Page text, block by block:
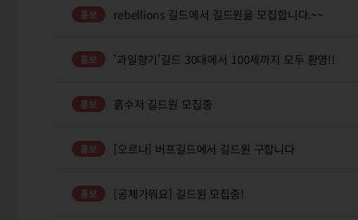
rebellions 길드에서 길드원을 모집합니다.~~
'과일향기'길드 30대에서 100세까지 모두 환영!!
흙수저 길드원 모집중
[오르나] 버프길드에서 길드원 구합니다
[공제가뭐요] 길드원 모집중!